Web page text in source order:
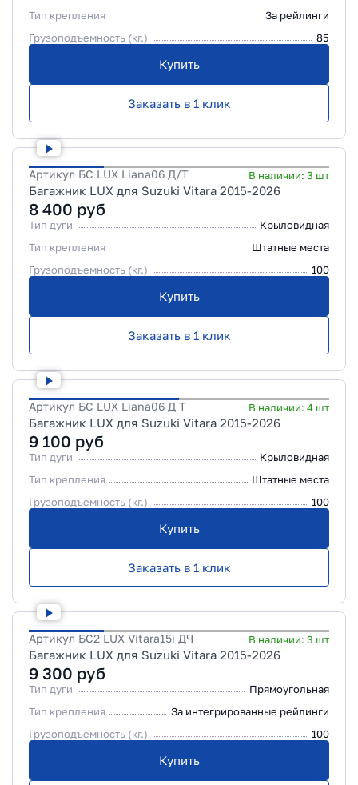
Тип крепления
За рейлинги
Грузоподъемность (кг.)
85
Купить
Заказать в 1 клик
Артикул БС LUX Liana06 Д/Т В наличии: 3 шт
Багажник LUX для Suzuki Vitara 2015-2026
8 400 руб
Тип дуги
Крыловидная
Тип крепления
Штатные места
Грузоподъемность (кг.)
100
Купить
Заказать в 1 клик
Артикул БС LUX Liana06 Д Т В наличии: 4 шт
Багажник LUX для Suzuki Vitara 2015-2026
9 100 руб
Тип дуги
Крыловидная
Тип крепления
Штатные места
Грузоподъемность (кг.)
100
Купить
Заказать в 1 клик
Артикул БС2 LUX Vitara15i ДЧ В наличии: 3 шт
Багажник LUX для Suzuki Vitara 2015-2026
9 300 руб
Тип дуги
Прямоугольная
Тип крепления
За интегрированные рейлинги
Грузоподъемность (кг.)
100
Купить